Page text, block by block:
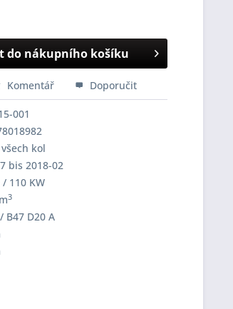
do nákupního košíku
Komentář Doporučit
001
kol
bis 2018-02
/ 110 KW
3
B47 D20 A